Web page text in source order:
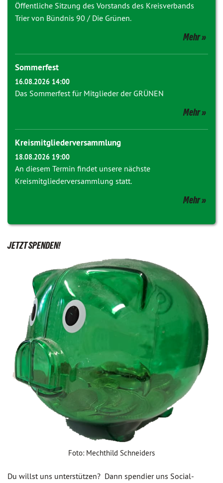
Öffentliche Sitzung des Vorstands des Kreisverbands
Trier von Bündnis 90 / Die Grünen.
Mehr
Sommerfest
16.08.2026 14:00
Das Sommerfest für Mitglieder der GRÜNEN
Mehr
Kreismitgliederversammlung
18.08.2026 19:00
An diesem Termin findet unsere nächste
Kreismitgliederversammlung statt.
Mehr
JETZT SPENDEN!
Foto: Mechthild Schneiders
Du willst uns unterstützen? Dann spendier uns Social-